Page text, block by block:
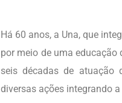
Há 60 anos, a Una, que
por meio de uma educação
seis décadas de atuação
diversas ações integrando